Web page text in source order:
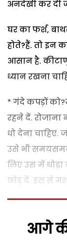
अनदेखी कर दी
घर का फर्श,
होते?हैं. तो इन
आसान है.
ध्यान रखना
* गंदे कपड़ों
रहने दें.
धो देना
उसे भी
लिए उस में थोड़ा
छोड़ दें. इस से
आगे